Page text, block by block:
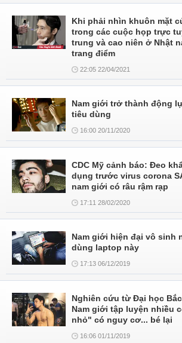
Khi phải nhìn khuôn mặt
trong các cuộc họp trực
trung và cao niên ở Nhật
trang điểm
22:05 22/04/2021
Nam giới trở thành động
tiêu dùng
16:00 20/11/2020
CDC Mỹ cảnh báo: Đeo
dụng trước virus corona
nam giới có râu rậm rạp
17:11 28/02/2020
Nam giới hiện đại vô sinh
dùng laptop này
17:13 06/12/2019
Nghiên cứu từ Đại học
Nam giới tập luyện nhiều
nhỏ" có nguy cơ... bé lại
16:06 01/11/2019